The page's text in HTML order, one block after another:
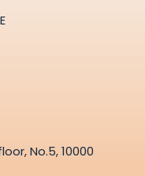
No.5, 10000